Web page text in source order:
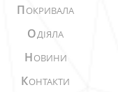
ПОКРИВАЛА
ОДІЯЛА
НОВИНИ
КОНТАКТИ